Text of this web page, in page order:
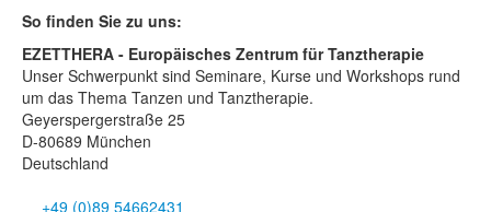
So finden Sie zu uns:
EZETTHERA - Europäisches Zentrum für Tanztherapie
Unser Schwerpunkt sind Seminare, Kurse und Workshops rund
um das Thema Tanzen und Tanztherapie.
Geyerspergerstraße 25
D-80689 München
Deutschland
+49 (0)89 54662431